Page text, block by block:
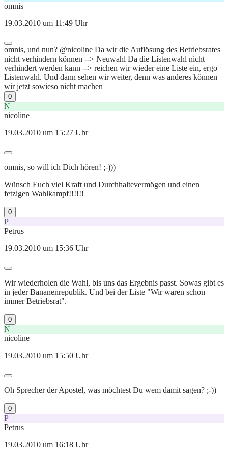
omnis
19.03.2010 um 11:49 Uhr
omnis, und nun? @nicoline Da wir die Auflösung des Betriebsrates
nicht verhindern können --> Neuwahl Da die Listenwahl nicht
verhindert werden kann --> reichen wir wieder eine Liste ein, ergo
Listenwahl. Und dann sehen wir weiter, denn was anderes können
wir jetzt sowieso nicht machen
0
N
nicoline
19.03.2010 um 15:27 Uhr
omnis, so will ich Dich hören! ;-)))
Wünsch Euch viel Kraft und Durchhaltevermögen und einen
fetzigen Wahlkampf!!!!!!
0
P
Petrus
19.03.2010 um 15:36 Uhr
Wir wiederholen die Wahl, bis uns das Ergebnis passt. Sowas gibt es
in jeder Bananenrepublik. Und bei der Liste "Wir waren schon
immer Betriebsrat".
0
N
nicoline
19.03.2010 um 15:50 Uhr
Oh Sprecher der Apostel, was möchtest Du wem damit sagen? ;-))
0
P
Petrus
19.03.2010 um 16:18 Uhr